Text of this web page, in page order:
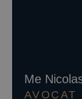
Me
AVOCAT